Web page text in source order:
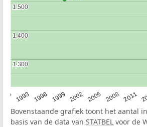
1993 1996 1999 2002 2005 2008 2011
1.300
1.300
1.400
1.400
1.500
1.500
Bovenstaande grafiek toont het aantal
basis van de data van STATBEL voor de